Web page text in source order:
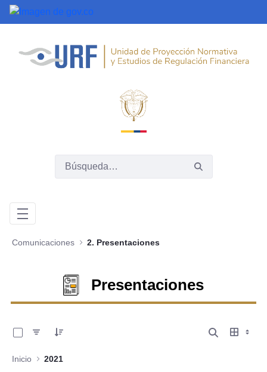
Saltar al contenido principal
Comunicaciones 2. Presentaciones
Presentaciones
Inicio 2021